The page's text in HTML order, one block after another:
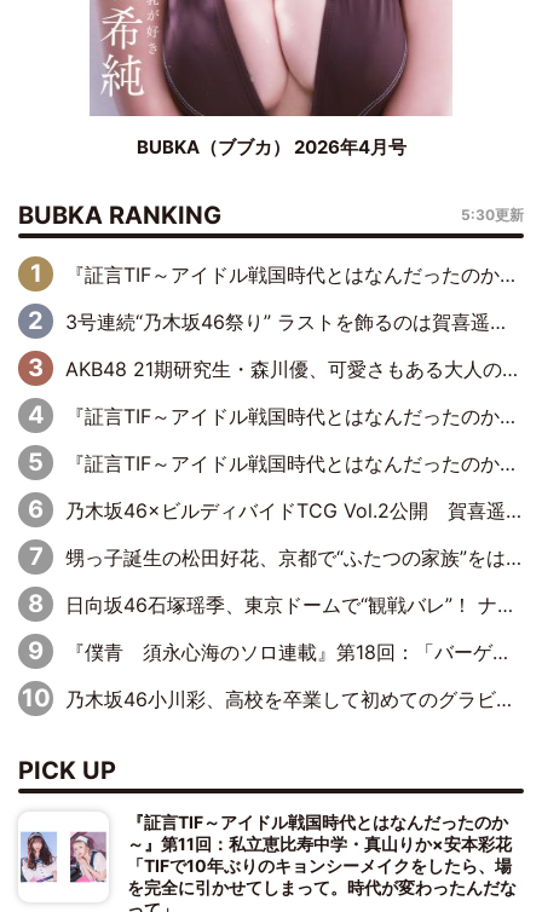
BUBKA（ブブカ） 2026年4月号
BUBKA RANKING 5:30更新
『証言TIF～アイドル戦国時代とはなんだったのか～』第6回：でんぱ組.inc・古川未鈴×相沢梨紗「『ハロプロやりたかったな』って言ったら、夢眠ねむさんに『てめえはでんぱ組．incなんだよ！』って肩パンされて(笑)」
3号連続“乃木坂46祭り” ラストを飾るのは賀喜遥香…5年ぶりの登場に「5年分大人になった私を見ていただけたら」
AKB48 21期研究生・森川優、可愛さもある大人の女性に
『証言TIF～アイドル戦国時代とはなんだったのか～』第11回：私立恵比寿中学・真山りか×安本彩花「TIFで10年ぶりのキョンシーメイクをしたら、場を完全に引かせてしまって。時代が変わったんだなって」
『証言TIF～アイドル戦国時代とはなんだったのか～』第10回：さくら学院・武藤彩未×飯田らうら「正直、中3で辞めるというのを信じてなくて。そう言われてはいたけど、嘘でしょって」
乃木坂46×ビルディバイドTCG Vol.2公開 賀喜遥香＆田村真佑が『京まふ』ステージに登壇
甥っ子誕生の松田好花、京都で“ふたつの家族”をはしご！ “母”黒谷友香に見送られ、“父”松岡昌宏とはハシゴ酒
日向坂46石塚瑶季、東京ドームで“観戦バレ”！ ナイツ・塙も認めた「巨人に詳しすぎるアイドル」は元VENUSスクール生で杉内コーチ推し⁉
『僕青 須永心海のソロ連載』第18回：「バーゲンセールハンターみうな inしまむら」編
乃木坂46小川彩、高校を卒業して初めてのグラビア「大人になった感じがしました(笑)」
PICK UP
『証言TIF～アイドル戦国時代とはなんだったのか
～』第11回：私立恵比寿中学・真山りか×安本彩花
「TIFで10年ぶりのキョンシーメイクをしたら、場
を完全に引かせてしまって。時代が変わったんだな